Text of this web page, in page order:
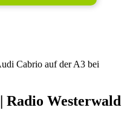
Cabrio auf der A3 bei
Radio Westerwald